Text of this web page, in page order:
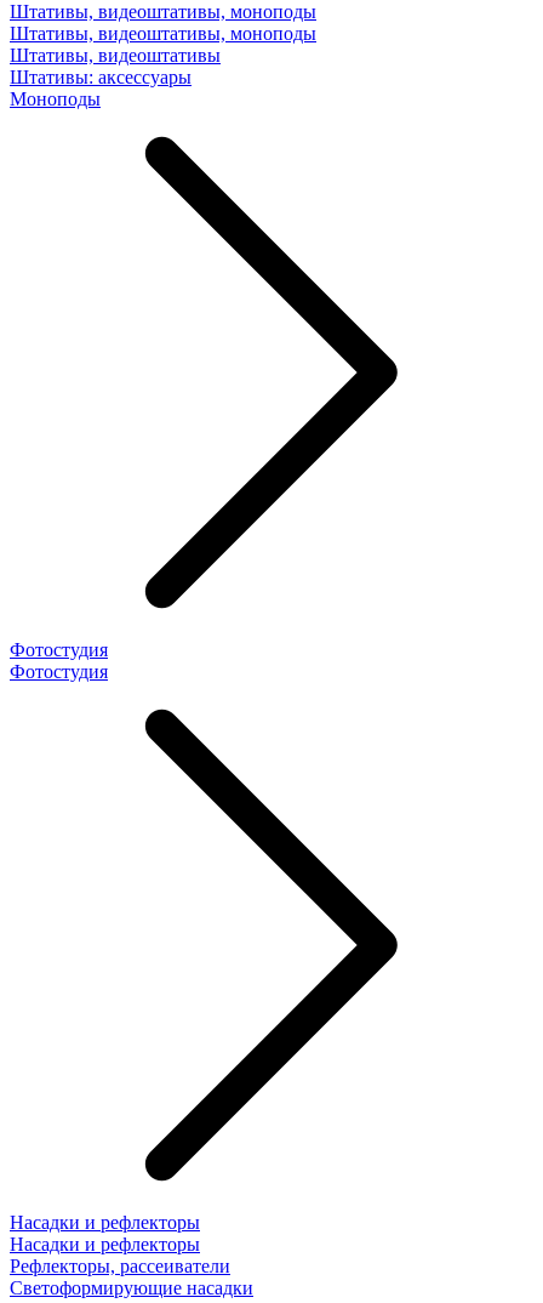
Штативы, видеоштативы, моноподы
Штативы, видеоштативы, моноподы
Штативы, видеоштативы
Штативы: аксессуары
Моноподы
Фотостудия
Фотостудия
Насадки и рефлекторы
Насадки и рефлекторы
Рефлекторы, рассеиватели
Светоформирующие насадки